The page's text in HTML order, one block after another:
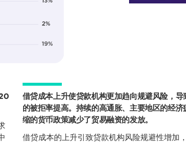
借贷成本上升使贷款机构更加趋向规避风险，导
的被拒率提高。持续的高通胀、主要地区的经济
缩的货币政策减少了贸易融资的发放。
借贷成本的上升引致贷款机构风险规避性增加